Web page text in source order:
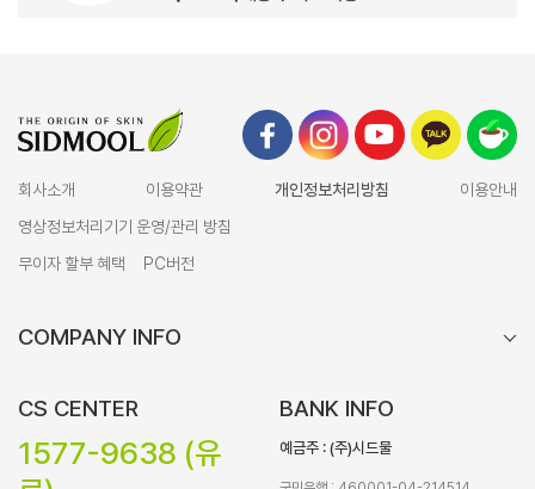
회사소개 이용약관 개인정보처리방침
이용안내
영상정보처리기기 운영/관리 방침
무이자 할부 혜택
PC버전
COMPANY INFO
CS CENTER
1577-9638 (유
BANK INFO
예금주 : (주)시드물